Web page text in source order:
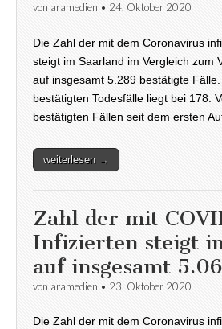
von aramedien • 24. Oktober 2020
Die Zahl der mit dem Coronavirus
steigt im Saarland im Vergleich zum
auf insgesamt 5.289 bestätigte
bestätigten Todesfälle liegt bei 178.
bestätigten Fällen seit dem ersten
weiterlesen →
Zahl der mit
Infizierten steigt
auf insgesamt
von aramedien • 23. Oktober 2020
Die Zahl der mit dem Coronavirus